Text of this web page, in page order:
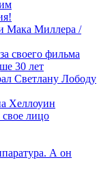
Мака Миллера /
своего фильма
30 лет
Светлану Лободу
Хеллоуин
лицо
А он